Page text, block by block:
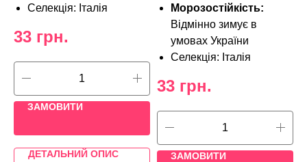
Селекція: Італія
33 грн.
ЗАМОВИТИ
ДЕТАЛЬНИЙ ОПИС
Морозостійкість:
Відмінно зимує в
умовах України
Селекція: Італія
33 грн.
ЗАМОВИТИ